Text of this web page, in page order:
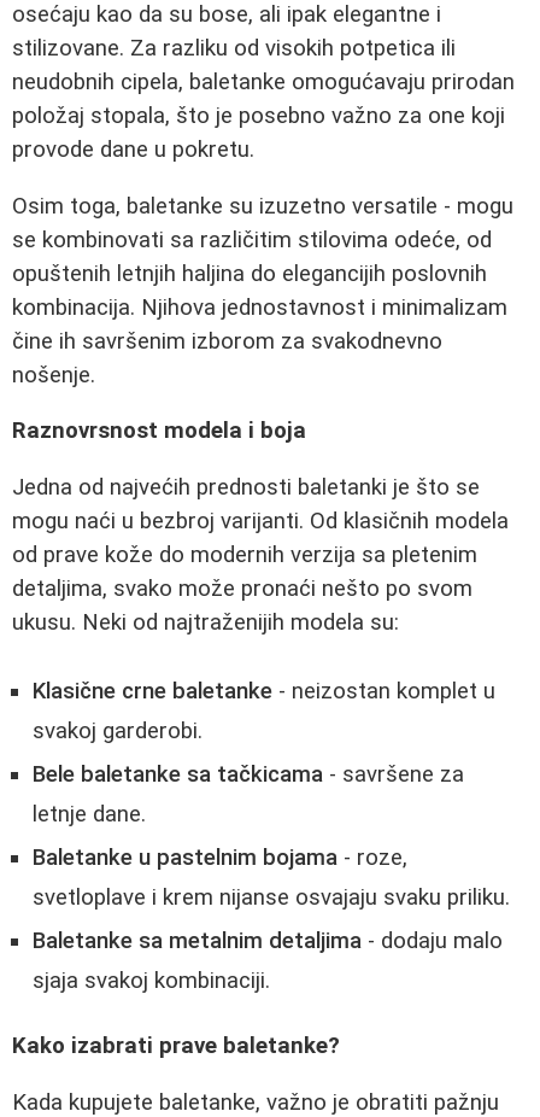
osećaju kao da su bose, ali ipak elegantne i
stilizovane. Za razliku od visokih potpetica ili
neudobnih cipela, baletanke omogućavaju prirodan
položaj stopala, što je posebno važno za one koji
provode dane u pokretu.
Osim toga, baletanke su izuzetno versatile - mogu
se kombinovati sa različitim stilovima odeće, od
opuštenih letnjih haljina do elegancijih poslovnih
kombinacija. Njihova jednostavnost i minimalizam
čine ih savršenim izborom za svakodnevno
nošenje.
Raznovrsnost modela i boja
Jedna od najvećih prednosti baletanki je što se
mogu naći u bezbroj varijanti. Od klasičnih modela
od prave kože do modernih verzija sa pletenim
detaljima, svako može pronaći nešto po svom
ukusu. Neki od najtraženijih modela su:
Klasične crne baletanke - neizostan komplet u
svakoj garderobi.
Bele baletanke sa tačkicama - savršene za
letnje dane.
Baletanke u pastelnim bojama - roze,
svetloplave i krem nijanse osvajaju svaku priliku.
Baletanke sa metalnim detaljima - dodaju malo
sjaja svakoj kombinaciji.
Kako izabrati prave baletanke?
Kada kupujete baletanke, važno je obratiti pažnju